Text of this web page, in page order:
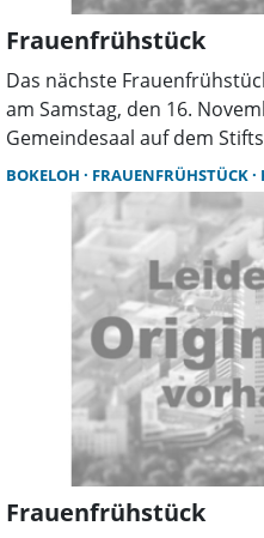
Frauenfrühstück
Das nächste
am Samstag, den 16.
Gemeindesaal auf dem
Andrea Muhsmann von den
erzählt, wie Tante Minna
Frühstück kostet einen
sind während der
möglich, dienstags bis
freitags von 10 bis 12.15
Ahlborn unter 05031/779488.
BOKELOH FRAUENFRÜHSTÜCK
Frauenfrühstück